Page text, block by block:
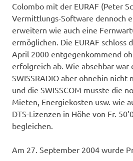
Colombo mit der EURAF (Peter
Vermittlungs-Software dennoch
erweitern wie auch eine
ermöglichen. Die EURAF schloss
April 2000 entgegenkommend
erfolgreich ab. Wie absehbar war
SWISSRADIO aber ohnehin nicht
und die SWISSCOM musste die
Mieten, Energiekosten usw. wie
DTS-Lizenzen in Höhe von Fr.
begleichen.
Am 27. September 2004 wurde